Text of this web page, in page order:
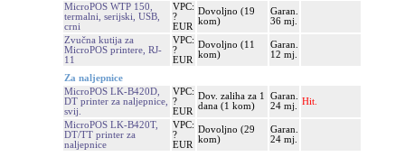
MicroPOS WTP 150,
termalni, serijski, USB,
crni
VPC:
?
EUR
Dovoljno (19
kom)
Garan.
36 mj.
Zvučna kutija za
MicroPOS printere, RJ-
11
VPC:
?
EUR
Dovoljno (11
kom)
Garan.
12 mj.
Za naljepnice
MicroPOS LK-B420D,
DT printer za naljepnice,
svij.
VPC:
?
EUR
Dov. zaliha za 1
dana (1 kom)
Garan.
24 mj.
Hit.
MicroPOS LK-B420T,
DT/TT printer za
naljepnice
VPC:
?
EUR
Dovoljno (29
kom)
Garan.
24 mj.